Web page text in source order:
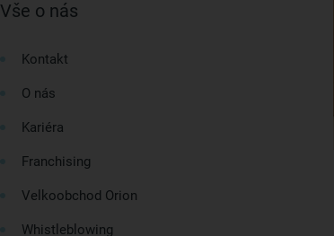
Vše o nás
Kontakt
O nás
Kariéra
Franchising
Velkoobchod Orion
Whistleblowing